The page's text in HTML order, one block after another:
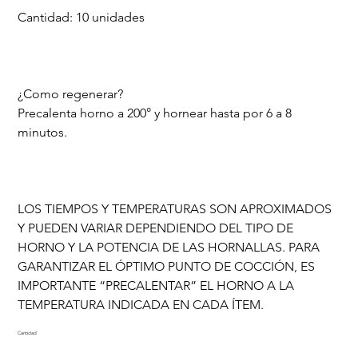
Cantidad: 10 unidades
¿Como regenerar?
Precalenta horno a 200° y hornear hasta por 6 a 8
minutos.
LOS TIEMPOS Y TEMPERATURAS SON APROXIMADOS
Y PUEDEN VARIAR DEPENDIENDO DEL TIPO DE
HORNO Y LA POTENCIA DE LAS HORNALLAS. PARA
GARANTIZAR EL ÓPTIMO PUNTO DE COCCIÓN, ES
IMPORTANTE “PRECALENTAR” EL HORNO A LA
TEMPERATURA INDICADA EN CADA ÍTEM.
Cantidad